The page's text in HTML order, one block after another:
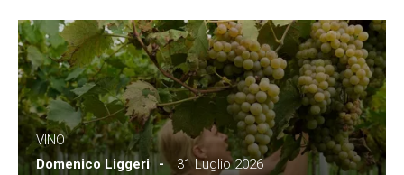
VINO
Domenico Liggeri
31 Luglio 2026